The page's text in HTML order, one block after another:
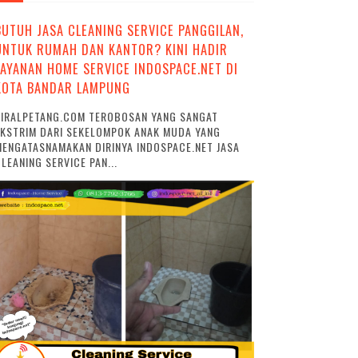
JASA CLEANING SERVICE PANGGILAN,
RUMAH DAN KANTOR? KINI HADIR
HOME SERVICE INDOSPACE.NET DI
BANDAR LAMPUNG
TEROBOSAN YANG SANGAT
DARI SEKELOMPOK ANAK MUDA YANG
DIRINYA INDOSPACE.NET JASA
SERVICE PAN...